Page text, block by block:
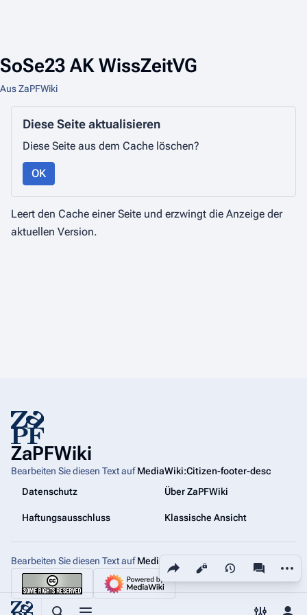
SoSe23 AK WissZeitVG
Aus ZaPFWiki
Diese Seite teilen
Ansichten
Diese Seite aktualisieren
Diese Seite aus dem Cache löschen?
OK
Leert den Cache einer Seite und erzwingt die Anzeige der
aktuellen Version.
ZaPFWiki
Bearbeiten Sie diesen Text aufMediaWiki:Citizen-footer-desc
Datenschutz
Über ZaPFWiki
Haftungsausschluss Klassische Ansicht
Bearbeiten Sie diesen Text aufMediaWiki:Citizen-footer-tagline